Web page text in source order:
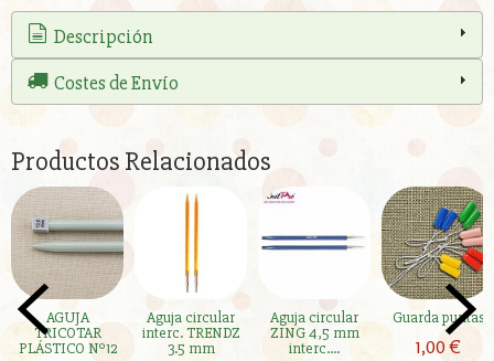
Descripción
Costes de Envío
Productos Relacionados
AGUJA
TRICOTAR
PLÁSTICO Nº12
Aguja circular
interc. TRENDZ
3.5 mm
Aguja circular
ZING 4,5 mm
interc....
Guarda puntas
1,00 €